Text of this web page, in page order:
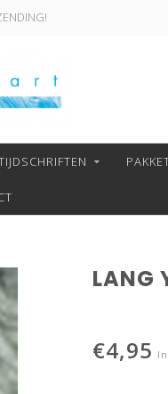
LANG
€4,95